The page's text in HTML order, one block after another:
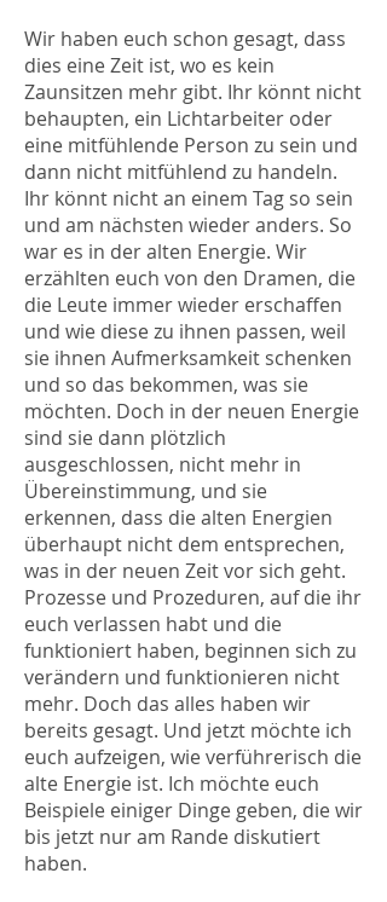
Wir haben euch schon gesagt, dass
dies eine Zeit ist, wo es kein
Zaunsitzen mehr gibt. Ihr könnt nicht
behaupten, ein Lichtarbeiter oder
eine mitfühlende Person zu sein und
dann nicht mitfühlend zu handeln.
Ihr könnt nicht an einem Tag so sein
und am nächsten wieder anders. So
war es in der alten Energie. Wir
erzählten euch von den Dramen, die
die Leute immer wieder erschaffen
und wie diese zu ihnen passen, weil
sie ihnen Aufmerksamkeit schenken
und so das bekommen, was sie
möchten. Doch in der neuen Energie
sind sie dann plötzlich
ausgeschlossen, nicht mehr in
Übereinstimmung, und sie
erkennen, dass die alten Energien
überhaupt nicht dem entsprechen,
was in der neuen Zeit vor sich geht.
Prozesse und Prozeduren, auf die ihr
euch verlassen habt und die
funktioniert haben, beginnen sich zu
verändern und funktionieren nicht
mehr. Doch das alles haben wir
bereits gesagt. Und jetzt möchte ich
euch aufzeigen, wie verführerisch die
alte Energie ist. Ich möchte euch
Beispiele einiger Dinge geben, die wir
bis jetzt nur am Rande diskutiert
haben.